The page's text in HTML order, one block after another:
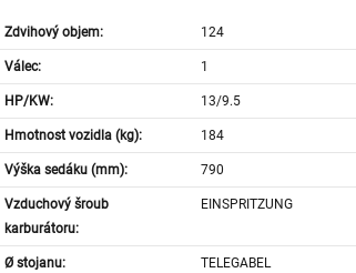
Zdvihový objem: 124
Válec: 1
HP/KW: 13/9.5
Hmotnost vozidla (kg): 184
Výška sedáku (mm): 790
Vzduchový šroub
karburátoru:
EINSPRITZUNG
Ø stojanu: TELEGABEL